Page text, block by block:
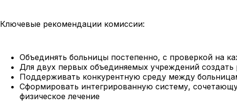
Ключевые рекомендации комиссии:
Объединять больницы постепенно, с проверкой на
Для двух первых объединяемых учреждений создать
Поддерживать конкурентную среду между
Сформировать интегрированную систему,
физическое лечение